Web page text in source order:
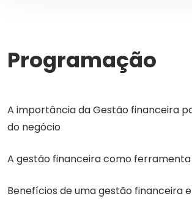
Programação
A importância da Gestão financeira
do negócio
A gestão financeira como
Benefícios de uma gestão financeira